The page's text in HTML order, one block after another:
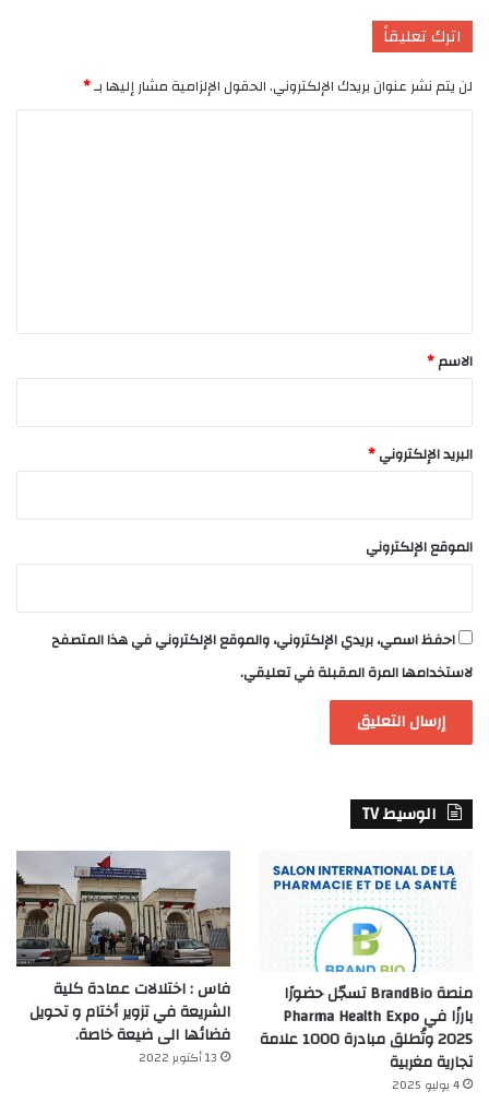
اترك تعليقاً
لن يتم نشر عنوان بريدك الإلكتروني.الحقول الإلزامية مشار إليها بـ*
*
الاسم*
البريد الإلكتروني*
الموقع الإلكتروني
احفظ اسمي، بريدي الإلكتروني، والموقع الإلكتروني في هذا المتصفح
لاستخدامها المرة المقبلة في تعليقي.
الوسيط TV
منصة BrandBio تسجّل حضورًا
بارزًا في Pharma Health Expo
2025 وتُطلق مبادرة 1000 علامة
تجارية مغربية
4 يوليو 2025
فاس : اختلالات عمادة كلية
الشريعة في تزوير أختام و تحويل
فضائها الى ضيعة خاصة.
13 أكتوبر 2022